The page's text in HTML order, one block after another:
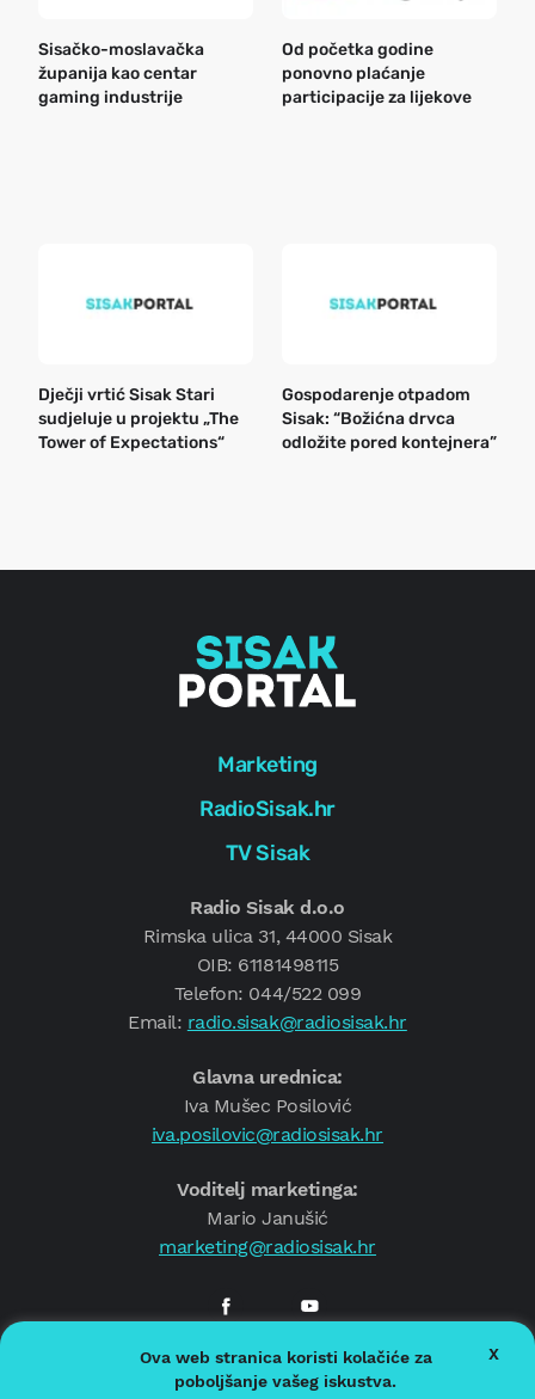
Sisačko-moslavačka
županija kao centar
gaming industrije
Od početka godine
ponovno plaćanje
participacije za lijekove
Dječji vrtić Sisak Stari
sudjeluje u projektu „The
Tower of Expectations“
Gospodarenje otpadom
Sisak: “Božićna drvca
odložite pored kontejnera”
Marketing
RadioSisak.hr
TV Sisak
Radio Sisak d.o.o
Rimska ulica 31, 44000 Sisak
OIB: 61181498115
Telefon: 044/522 099
Email: radio.sisak@radiosisak.hr
Glavna urednica:
Iva Mušec Posilović
iva.posilovic@radiosisak.hr
Voditelj marketinga:
Mario Janušić
marketing@radiosisak.hr
© 2026.Radio Sisak
Ova web stranica koristi kolačiće za
poboljšanje vašeg iskustva.
X